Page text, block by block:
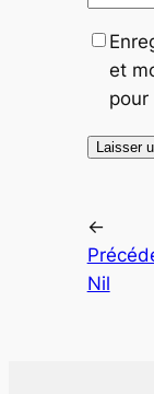
et
pour
←
Nil